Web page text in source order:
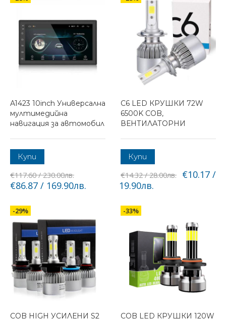
A1423 10inch Универсална
мултимедийна
навигация за автомобил
Купи
€117.60 / 230.00лв.
€86.87 / 169.90лв.
C6 LED КРУШКИ 72W
6500K COB,
ВЕНТИЛАТОРНИ
Купи
€14.32 / 28.00лв.
€10.17 /
19.90лв.
COB HIGH УСИЛЕНИ S2
-29%
COB LED КРУШКИ 120W
-33%